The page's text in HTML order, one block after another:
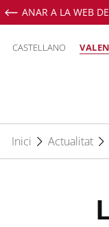
ANAR A LA WEB
CASTELLANO
Inici
Actualitat